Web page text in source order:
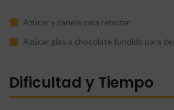
Azúcar y canela para rebozar
Azúcar glas o chocolate fundido para
Dificultad y Tiempo